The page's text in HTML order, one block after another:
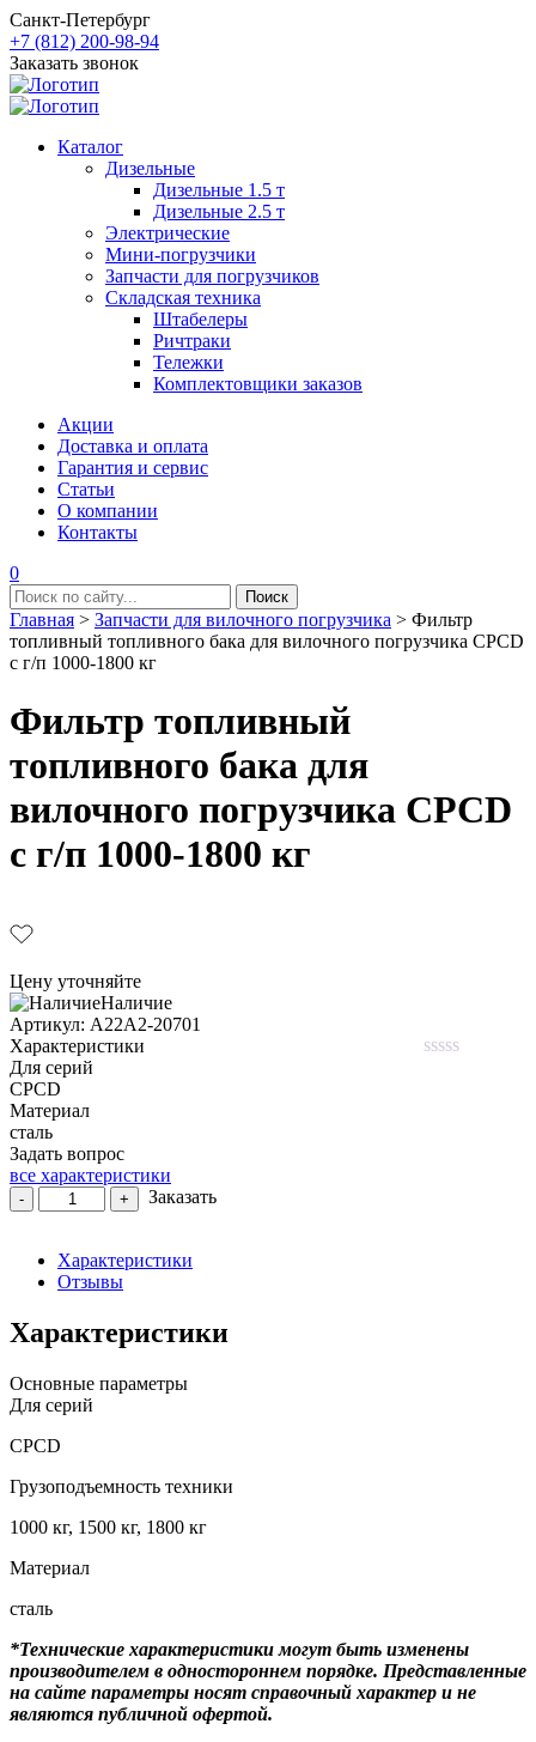
Санкт-Петербург
+7 (812) 200-98-94
Заказать звонок
Каталог
Дизельные
Дизельные 1.5 т
Дизельные 2.5 т
Электрические
Мини-погрузчики
Запчасти для погрузчиков
Складская техника
Штабелеры
Ричтраки
Тележки
Комплектовщики заказов
Акции
Доставка и оплата
Гарантия и сервис
Статьи
О компании
Контакты
0
Главная > Запчасти для вилочного погрузчика > Фильтр
топливный топливного бака для вилочного погрузчика CPCD
с г/п 1000-1800 кг
Фильтр топливный
топливного бака для
вилочного погрузчика CPCD
с г/п 1000-1800 кг
Цену уточняйте
Наличие
Aртикул: A22A2-20701
Характеристики
Для серий
CPCD
Материал
сталь
Задать вопрос
все характеристики
-
Количество
товара
топливный
топливного
для
вилочного
CPCD
с
п
1800
кг
+ Заказать
Характеристики
Отзывы
Характеристики
Основные параметры
Для серий
CPCD
Грузоподъемность техники
1000 кг, 1500 кг, 1800 кг
Материал
сталь
*Технические характеристики могут быть изменены
производителем в одностороннем порядке. Представленные
на сайте параметры носят справочный характер и не
являются публичной офертой.